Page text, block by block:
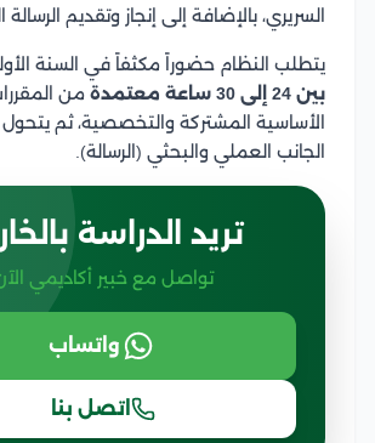
السريري، بالإضافة إلى إنجاز وتقديم الرسالة
يتطلب النظام حضوراً مكثفاً في السنة
بين 24 إلى 30 ساعة معتمدة
من
الأساسية المشتركة والتخصصية، ثم يتحول
الجانب العملي والبحثي (الرسالة).
تريد الدراسة
تواصل مع خبير أكاديمي
واتساب
اتصل بنا